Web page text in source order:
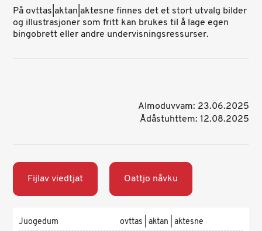
På ovttas|aktan|aktesne finnes det et stort utvalg bilder
og illustrasjoner som fritt kan brukes til å lage egen
bingobrett eller andre undervisningsressurser.
Almoduvvam: 23.06.2025
Ådåstuhttem: 12.08.2025
Fijlav viedtjat Oattjo nåvku
Juogedum
ovttas | aktan | aktesne